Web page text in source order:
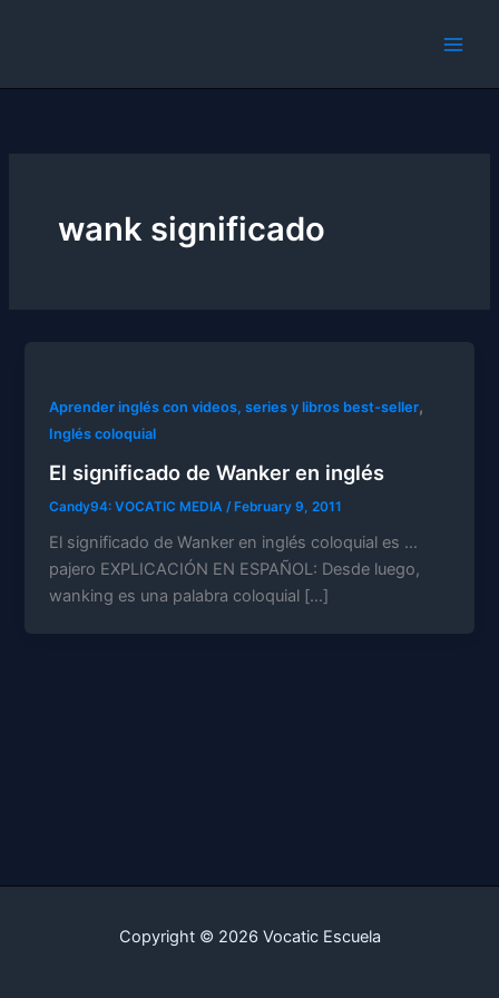
wank significado
Aprender inglés con videos, series y libros best-seller,
Inglés coloquial
El significado de Wanker en inglés
Candy94: VOCATIC MEDIA /February 9, 2011
El significado de Wanker en inglés coloquial es …
pajero EXPLICACIÓN EN ESPAÑOL: Desde luego,
wanking es una palabra coloquial […]
Copyright © 2026 Vocatic Escuela